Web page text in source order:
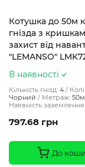
Котушка до 50м
гнізда з
захист від
"LEMANSO"
В наявності
Кількість гнізд: 4
Чорний
Метраж: 50м
Наявність заземлення:
797.68 грн
До